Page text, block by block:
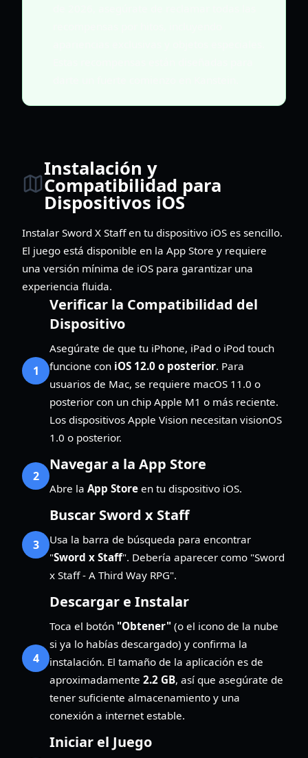
Instalación y
Compatibilidad para
Dispositivos iOS
Instalar Sword X Staff en tu dispositivo iOS es sencillo.
El juego está disponible en la App Store y requiere
una versión mínima de iOS para garantizar una
experiencia fluida.
1
Verificar la Compatibilidad del
Dispositivo
Asegúrate de que tu iPhone, iPad o iPod touch
funcione con iOS 12.0 o posterior. Para
usuarios de Mac, se requiere macOS 11.0 o
posterior con un chip Apple M1 o más reciente.
Los dispositivos Apple Vision necesitan visionOS
1.0 o posterior.
2
Navegar a la App Store
Abre la App Store en tu dispositivo iOS.
3
Buscar Sword x Staff
Usa la barra de búsqueda para encontrar
"Sword x Staff". Debería aparecer como "Sword
x Staff - A Third Way RPG".
4
Descargar e Instalar
Toca el botón "Obtener" (o el icono de la nube
si ya lo habías descargado) y confirma la
instalación. El tamaño de la aplicación es de
aproximadamente 2.2 GB, así que asegúrate de
tener suficiente almacenamiento y una
conexión a internet estable.
Iniciar el Juego